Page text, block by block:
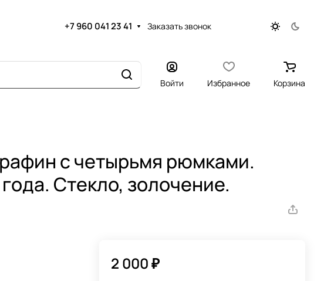
+7 960 041 23 41 Заказать звонок
Войти Избранное Корзина
с четырьмя рюмками.
Стекло, золочение.
2 000 ₽